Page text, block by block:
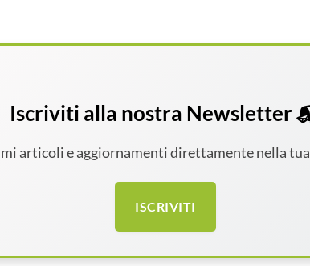
Iscriviti alla nostra Newsletter
articoli e aggiornamenti direttamente nella tua
ISCRIVITI